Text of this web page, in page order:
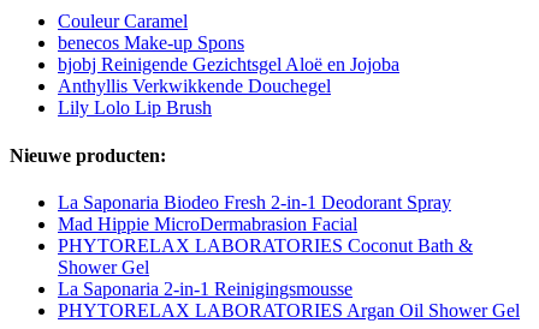
Couleur Caramel
benecos Make-up Spons
bjobj Reinigende Gezichtsgel Aloë en Jojoba
Anthyllis Verkwikkende Douchegel
Lily Lolo Lip Brush
Nieuwe producten:
La Saponaria Biodeo Fresh 2-in-1 Deodorant Spray
Mad Hippie MicroDermabrasion Facial
PHYTORELAX LABORATORIES Coconut Bath &
Shower Gel
La Saponaria 2-in-1 Reinigingsmousse
PHYTORELAX LABORATORIES Argan Oil Shower Gel